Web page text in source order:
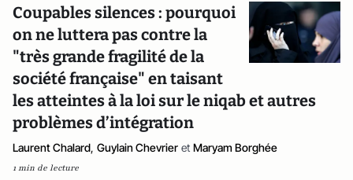
Coupables silences : pourquoi
on ne luttera pas contre la
"très grande fragilité de la
société française" en taisant
les atteintes à la loi sur le niqab et autres
problèmes d’intégration
Laurent Chalard, Guylain Chevrier et Maryam Borghée
1 min de lecture